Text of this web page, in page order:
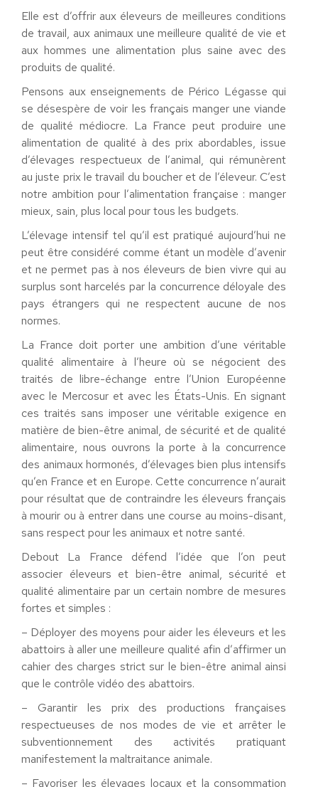
Elle est d’offrir aux éleveurs de meilleures conditions
de travail, aux animaux une meilleure qualité de vie et
aux hommes une alimentation plus saine avec des
produits de qualité.
Pensons aux enseignements de Périco Légasse qui
se désespère de voir les français manger une viande
de qualité médiocre. La France peut produire une
alimentation de qualité à des prix abordables, issue
d’élevages respectueux de l’animal, qui rémunèrent
au juste prix le travail du boucher et de l’éleveur. C’est
notre ambition pour l’alimentation française : manger
mieux, sain, plus local pour tous les budgets.
L’élevage intensif tel qu’il est pratiqué aujourd’hui ne
peut être considéré comme étant un modèle d’avenir
et ne permet pas à nos éleveurs de bien vivre qui au
surplus sont harcelés par la concurrence déloyale des
pays étrangers qui ne respectent aucune de nos
normes.
La France doit porter une ambition d’une véritable
qualité alimentaire à l’heure où se négocient des
traités de libre-échange entre l’Union Européenne
avec le Mercosur et avec les États-Unis. En signant
ces traités sans imposer une véritable exigence en
matière de bien-être animal, de sécurité et de qualité
alimentaire, nous ouvrons la porte à la concurrence
des animaux hormonés, d’élevages bien plus intensifs
qu’en France et en Europe. Cette concurrence n’aurait
pour résultat que de contraindre les éleveurs français
à mourir ou à entrer dans une course au moins-disant,
sans respect pour les animaux et notre santé.
Debout La France défend l’idée que l’on peut
associer éleveurs et bien-être animal, sécurité et
qualité alimentaire par un certain nombre de mesures
fortes et simples :
– Déployer des moyens pour aider les éleveurs et les
abattoirs à aller une meilleure qualité afin d’affirmer un
cahier des charges strict sur le bien-être animal ainsi
que le contrôle vidéo des abattoirs.
– Garantir les prix des productions françaises
respectueuses de nos modes de vie et arrêter le
subventionnement des activités pratiquant
manifestement la maltraitance animale.
– Favoriser les élevages locaux et la consommation